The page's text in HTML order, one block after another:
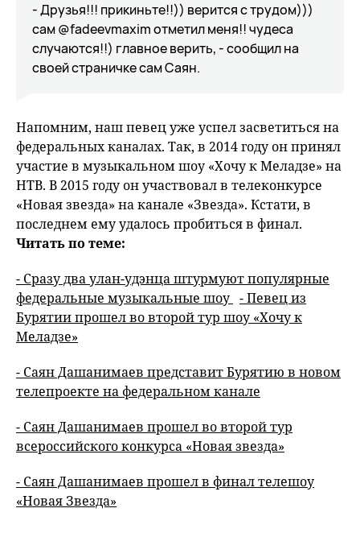
- Друзья!!! прикиньте!!)) верится с трудом)))
сам @fadeevmaxim отметил меня!! чудеса
случаются!!) главное верить, - сообщил на
своей страничке сам Саян.
Напомним, наш певец уже успел засветиться на
федеральных каналах. Так, в 2014 году он принял
участие в музыкальном шоу «Хочу к Меладзе» на
НТВ. В 2015 году он участвовал в телеконкурсе
«Новая звезда» на канале «Звезда». Кстати, в
последнем ему удалось пробиться в финал.
Читать по теме:
- Сразу два улан-удэнца штурмуют популярные
федеральные музыкальные шоу - Певец из
Бурятии прошел во второй тур шоу «Хочу к
Меладзе»
- Саян Дашанимаев представит Бурятию в новом
телепроекте на федеральном канале
- Саян Дашанимаев прошел во второй тур
всероссийского конкурса «Новая звезда»
- Саян Дашанимаев прошел в финал телешоу
«Новая Звезда»